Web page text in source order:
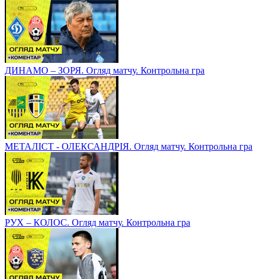
ДИНАМО – ЗОРЯ. Огляд матчу. Контрольна гра
МЕТАЛІСТ - ОЛЕКСАНДРІЯ. Огляд матчу. Контрольна гра
РУХ – КОЛОС. Огляд матчу. Контрольна гра